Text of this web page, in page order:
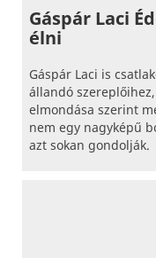
Gáspár Laci
élni
Gáspár Laci is
állandó
elmondása szerint
nem egy nagyképű
azt sokan gondolják.